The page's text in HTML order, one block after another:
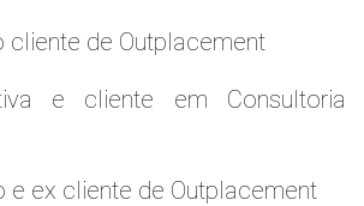
cliente de Outplacement
e cliente em Consultoria
e ex cliente de Outplacement